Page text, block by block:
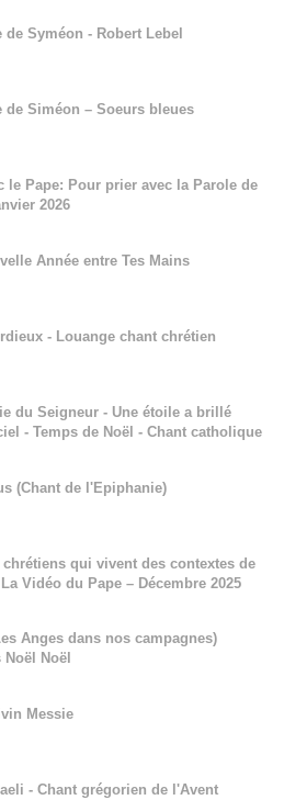
de Syméon - Robert Lebel
de Siméon – Soeurs bleues
le Pape: Pour prier avec la Parole de
2026
Année entre Tes Mains
- Louange chant chrétien
du Seigneur - Une étoile a brillé
- Temps de Noël - Chant catholique
(Chant de l'Epiphanie)
qui vivent des contextes de
Vidéo du Pape – Décembre 2025
Anges dans nos campagnes)
Noël
Messie
- Chant grégorien de l'Avent